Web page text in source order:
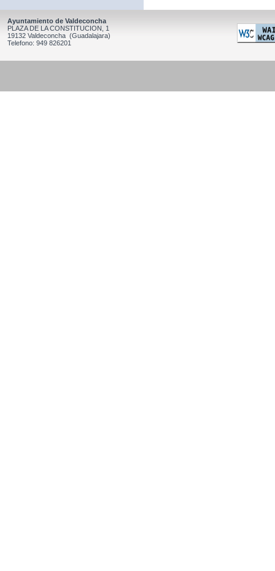
Ayuntamiento de Valdeconcha
PLAZA DE LA CONSTITUCION, 1
19132 Valdeconcha (Guadalajara)
Telefono: 949 826201